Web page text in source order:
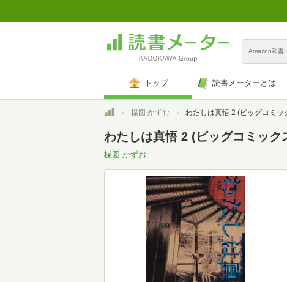
Amazon和書
トップ 読書メーターとは
トップ楳図 かずお わたしは真悟 2 (ビッグコミックススペシャル 楳図パーフェクシ
わたしは真悟 2 (ビッグコミッ
楳図 かずお